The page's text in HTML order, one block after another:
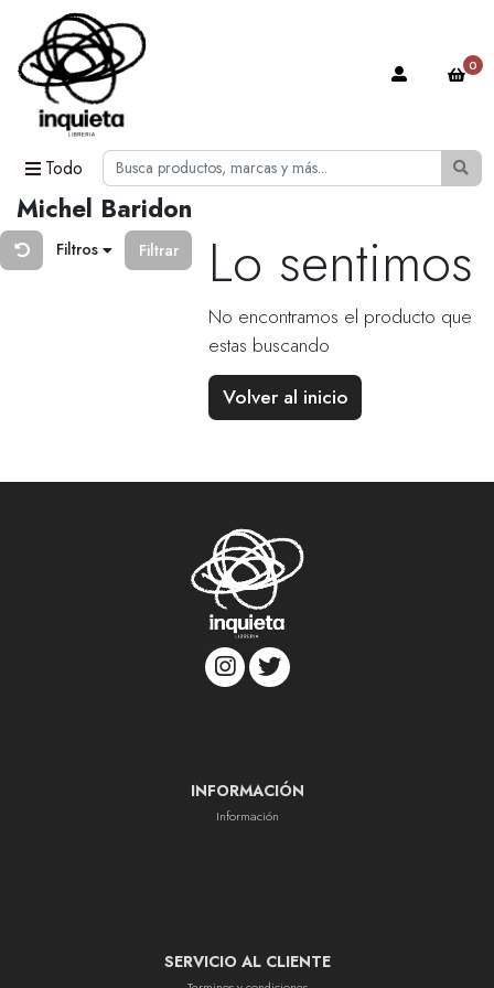
Todo
0
Michel Baridon
Filtros Filtrar Lo sentimos
No encontramos el producto que
estas buscando
Volver al inicio
INFORMACIÓN
Información
SERVICIO AL CLIENTE